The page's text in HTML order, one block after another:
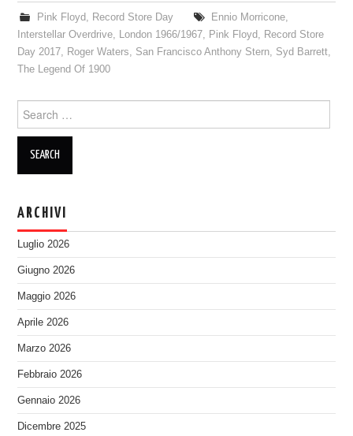
Pink Floyd, Record Store Day Ennio Morricone,
Interstellar Overdrive, London 1966/1967, Pink Floyd, Record Store
Day 2017, Roger Waters, San Francisco Anthony Stern, Syd Barrett,
The Legend Of 1900
for:
ARCHIVI
Luglio 2026
Giugno 2026
Maggio 2026
Aprile 2026
Marzo 2026
Febbraio 2026
Gennaio 2026
Dicembre 2025